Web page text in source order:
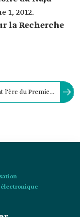
1, 2012.
la Recherche
l'ère du Premier